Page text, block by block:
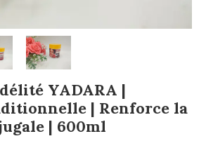
YADARA |
| Renforce la
| 600ml